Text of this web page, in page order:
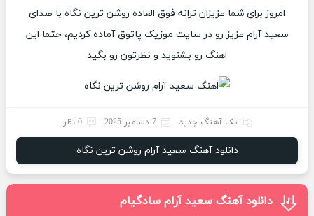
امروز برای شما عزیزان ترانه فوق العاده روشن ترین نگاه با صدای
سعید آرام عزیز رو در سایت موزیک پاتوق آماده کردیم، حتما این
اهنگ رو بشنوید و نظرتون رو بگید
تک آهنگ جدید 7 دسامبر 2025 0 نظر
دانلود آهنگ سعید آرام روشن ترین نگاه
دانلود آهنگ سعید آرام سادگیام